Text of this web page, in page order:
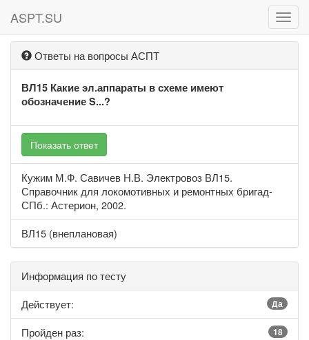
ASPT.SU
Ответы на вопросы АСПТ
ВЛ15 Какие эл.аппараты в схеме имеют
обозначение S...?
Показать ответ
Кужим М.Ф. Савичев Н.В. Электровоз ВЛ15.
Справочник для локомотивных и ремонтных бригад-
СПб.: Астерион, 2002.
ВЛ15 (внеплановая)
Информация по тесту
Действует:
Да
Пройден раз: 18